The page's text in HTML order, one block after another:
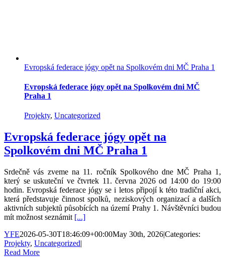
Evropská federace jógy opět na Spolkovém dni MČ Praha 1
Evropská federace jógy opět na Spolkovém dni MČ
Praha 1
Projekty, Uncategorized
Evropská federace jógy opět na
Spolkovém dni MČ Praha 1
Srdečně vás zveme na 11. ročník Spolkového dne MČ Praha 1,
který se uskuteční ve čtvrtek 11. června 2026 od 14:00 do 19:00
hodin. Evropská federace jógy se i letos připojí k této tradiční akci,
která představuje činnost spolků, neziskových organizací a dalších
aktivních subjektů působících na území Prahy 1. Návštěvníci budou
mít možnost seznámit [...]
YFE2026-05-30T18:46:09+00:00May 30th, 2026|Categories:
Projekty, Uncategorized|
Read More